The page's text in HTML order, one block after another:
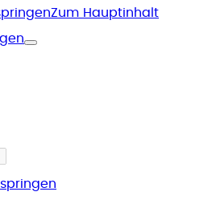
Zum Hauptinhalt